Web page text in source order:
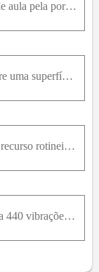
Ondas sonoras, no ar, entram em uma sala de aula pela porta aberta, de 1,0 m de largura. Devido à difração, qual é a frequência do som menos provável de ser ouvido por todos os alunos na sala – supond
Luz, propagando-se no ar, incide a 45 ° sobre uma superfície de vidro. Verdadeiro ou falso:O ângulo entre o raio de luz refletido e o raio incidente é 90 ° .O ângulo entre o raio de luz refletido e o
Feixes de laser enviados para a Lua são um recurso rotineiro para se determinar com precisão a distância entre a Terra e a Lua. No entanto, para determinar a distancia com precisão, correções devem se
13.3. A extremidade de um diapasão executa 440 vibrações completas em 0,500 s. Calcule a frequência angular e o período do movimento.